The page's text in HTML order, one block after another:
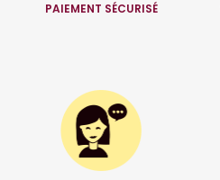
PAIEMENT SÉCURISÉ